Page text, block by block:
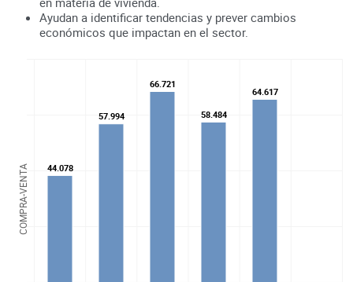
Ayudan a identificar tendencias y prever cambios
económicos que impactan en el sector.
COMPRA-VENTA 44.078
44.078
57.994
57.994
66.721
66.721
58.484
58.484
64.617
64.617